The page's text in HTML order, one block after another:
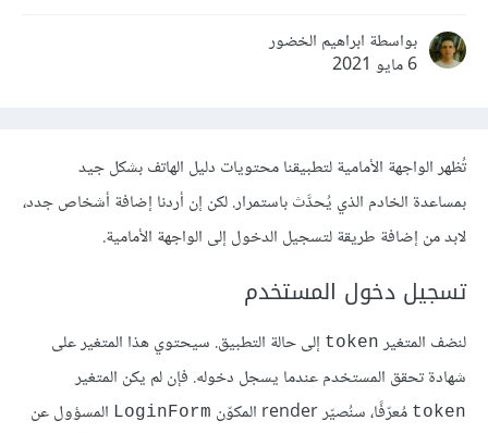
بواسطة ابراهيم الخضور
6 مايو 2021
تُظهر الواجهة الأمامية لتطبيقنا محتويات دليل الهاتف بشكل جيد
بمساعدة الخادم الذي يُحدَّث باستمرار. لكن إن أردنا إضافة أشخاص جدد،
لابد من إضافة طريقة لتسجيل الدخول إلى الواجهة الأمامية.
تسجيل دخول المستخدم
لنضف المتغير token إلى حالة التطبيق. سيحتوي هذا المتغير على
شهادة تحقق المستخدم عندما يسجل دخوله. فإن لم يكن المتغير
token مُعرّفًا، سنُصيّر render المكوّن LoginForm المسؤول عن